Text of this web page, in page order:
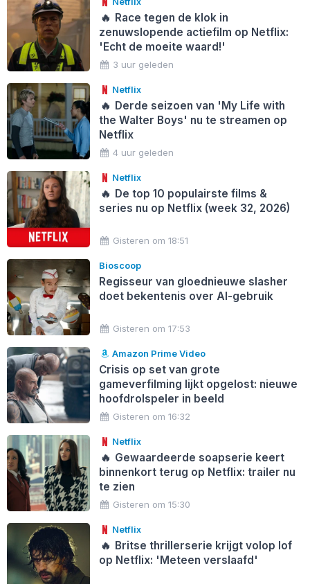
🔥 Race tegen de klok in
zenuwslopende actiefilm op Netflix:
'Echt de moeite waard!'
3 uur geleden
Netflix
🔥 Derde seizoen van 'My Life with
the Walter Boys' nu te streamen op
Netflix
4 uur geleden
Netflix
🔥 De top 10 populairste films &
series nu op Netflix (week 32, 2026)
Gisteren om 18:51
Bioscoop
Regisseur van gloednieuwe slasher
doet bekentenis over AI-gebruik
Gisteren om 17:53
Amazon Prime Video
Crisis op set van grote
gameverfilming lijkt opgelost: nieuwe
hoofdrolspeler in beeld
Gisteren om 16:32
Netflix
🔥 Gewaardeerde soapserie keert
binnenkort terug op Netflix: trailer nu
te zien
Gisteren om 15:30
Netflix
🔥 Britse thrillerserie krijgt volop lof
op Netflix: 'Meteen verslaafd'